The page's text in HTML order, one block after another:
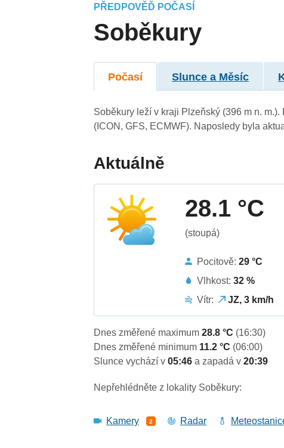
PŘEDPOVĚĎ POČASÍ
Soběkury
Počasí Slunce a Měsíc
Soběkury leží v kraji Plzeňský (396 m n.
(ICON, GFS, ECMWF). Naposledy byla
Aktuálně
28.1 °C
(stoupá)
Pocitově:29 °C
Vlhkost:32 %
Vítr:
JZ, 3 km/h
Dnes změřené maximum28.8 °C (16:30)
Dnes změřené minimum 11.2 °C (06:00)
Slunce vychází v05:46a zapadá v20:39
Nepřehlédněte z lokality Soběkury:
Kamery 2 Radar